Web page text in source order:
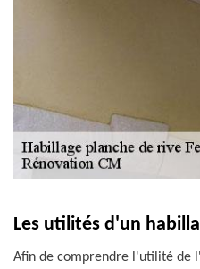
Les utilités d'un
Afin de comprendre l'utilité de